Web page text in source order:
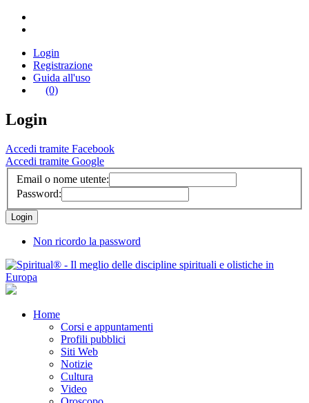
Login
Registrazione
Guida all'uso
(0)
Login
Accedi tramite Facebook
Accedi tramite Google
Email o nome utente:
Password:
Non ricordo la password
Home
Corsi e appuntamenti
Profili pubblici
Siti Web
Notizie
Cultura
Video